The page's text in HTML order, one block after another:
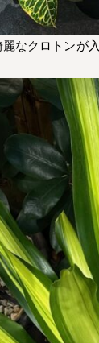
クロトンが入